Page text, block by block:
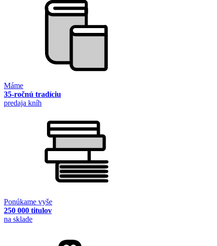
Máme
35-ročnú tradíciu
predaja kníh
Ponúkame vyše
250 000 titulov
na sklade